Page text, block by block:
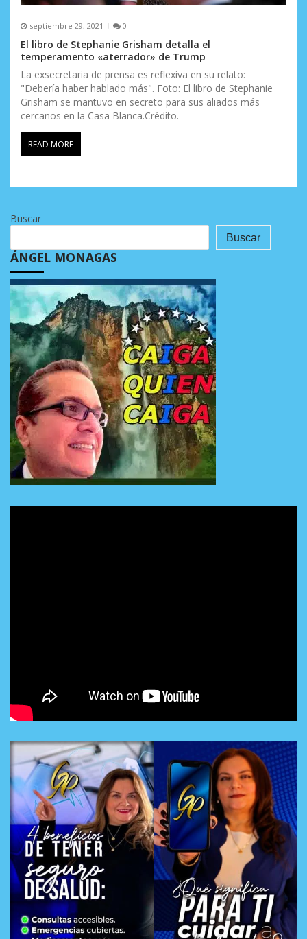
septiembre 29, 2021 0
El libro de Stephanie Grisham detalla el
temperamento «aterrador» de Trump
La exsecretaria de prensa es reflexiva en su relato:
"Debería haber hablado más". Foto: El libro de Stephanie
Grisham se mantuvo en secreto para sus aliados más
cercanos en la Casa Blanca.Crédito.
READ MORE
Buscar
Buscar
ÁNGEL MONAGAS